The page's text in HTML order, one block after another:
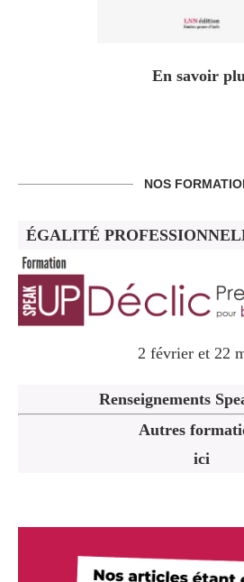
En savoir
NOS
ÉGALITÉ
2 février et 22
Renseignements
Autres
ici